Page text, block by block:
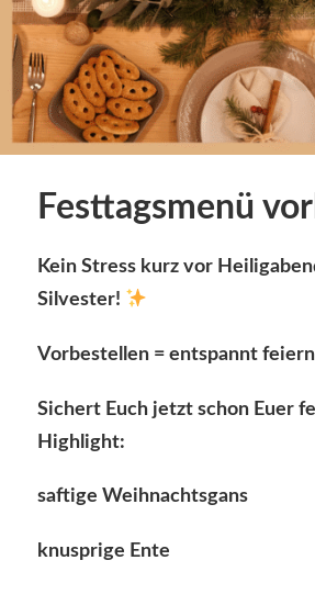
Festtagsmenü
Kein Stress kurz vor
Silvester!
Vorbestellen = entspannt
Sichert Euch jetzt schon Euer
Highlight:
saftige Weihnachtsgans
knusprige Ente